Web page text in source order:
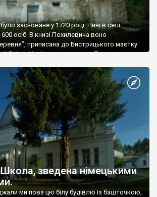
засноване у 1720 році. Нині в селі
осіб. В книзі Похилевича воно
приписана до Бистрицького маєтку
Емілія Челіщева, уроджена Потоцька,
обох і володіла значними маєтностями у
Був у неї маєток і у […]
Школа, зведена німецькими
ми повз цю білу будівлю із башточкою,